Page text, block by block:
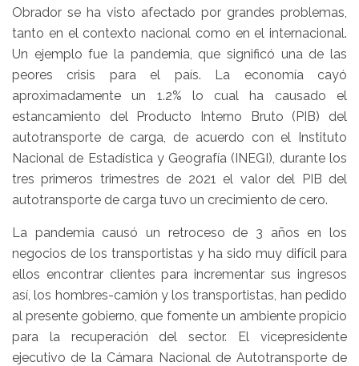
Obrador se ha visto afectado por grandes problemas,
tanto en el contexto nacional como en el internacional.
Un ejemplo fue la pandemia, que significó una de las
peores crisis para el país. La economía cayó
aproximadamente un 1.2% lo cual ha causado el
estancamiento del Producto Interno Bruto (PIB) del
autotransporte de carga, de acuerdo con el Instituto
Nacional de Estadística y Geografía (INEGI), durante los
tres primeros trimestres de 2021 el valor del PIB del
autotransporte de carga tuvo un crecimiento de cero.
La pandemia causó un retroceso de 3 años en los
negocios de los transportistas y ha sido muy difícil para
ellos encontrar clientes para incrementar sus ingresos
así, los hombres-camión y los transportistas, han pedido
al presente gobierno, que fomente un ambiente propicio
para la recuperación del sector. El vicepresidente
ejecutivo de la Cámara Nacional de Autotransporte de